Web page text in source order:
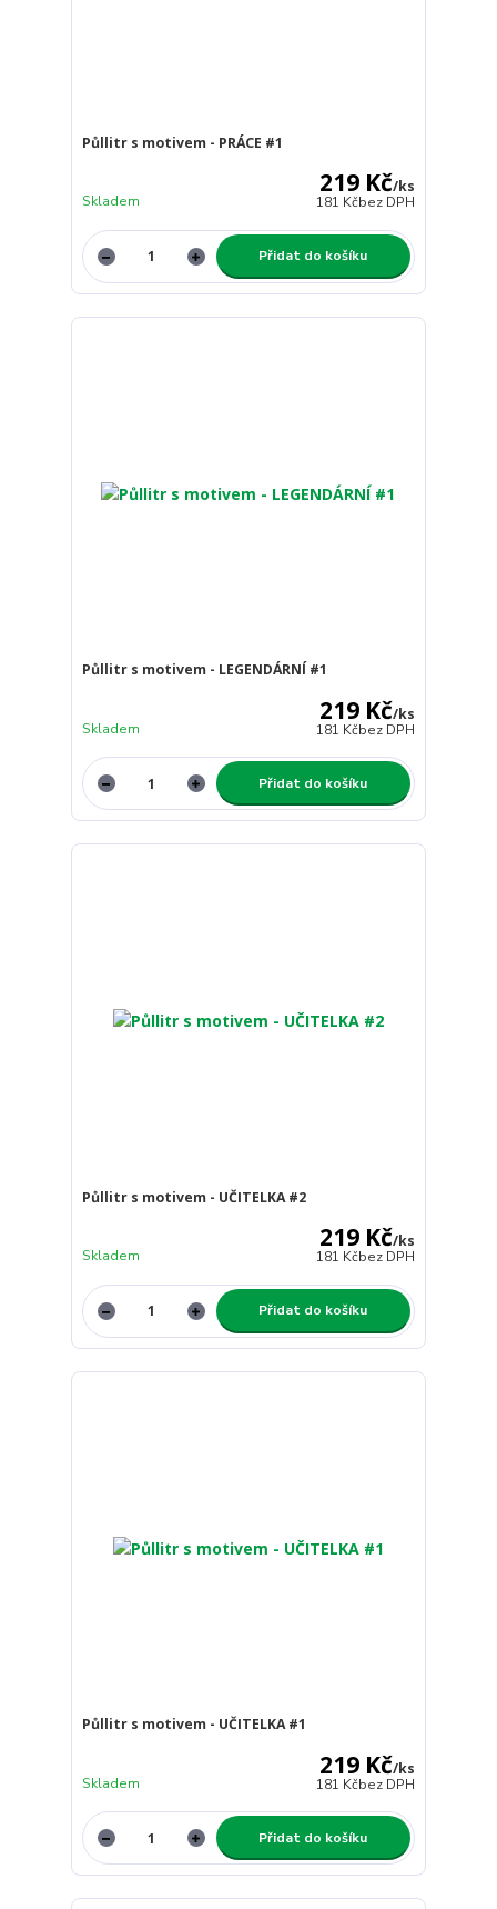
Půllitr s motivem - PRÁCE #1
219 Kč/ks
181 Kčbez DPH
Skladem
Přidat do košíku
Půllitr s motivem - LEGENDÁRNÍ #1
219 Kč/ks
181 Kčbez DPH
Skladem
Přidat do košíku
Půllitr s motivem - UČITELKA #2
219 Kč/ks
181 Kčbez DPH
Skladem
Přidat do košíku
Půllitr s motivem - UČITELKA #1
219 Kč/ks
181 Kčbez DPH
Skladem
Přidat do košíku